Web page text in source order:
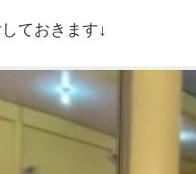
ておきます↓